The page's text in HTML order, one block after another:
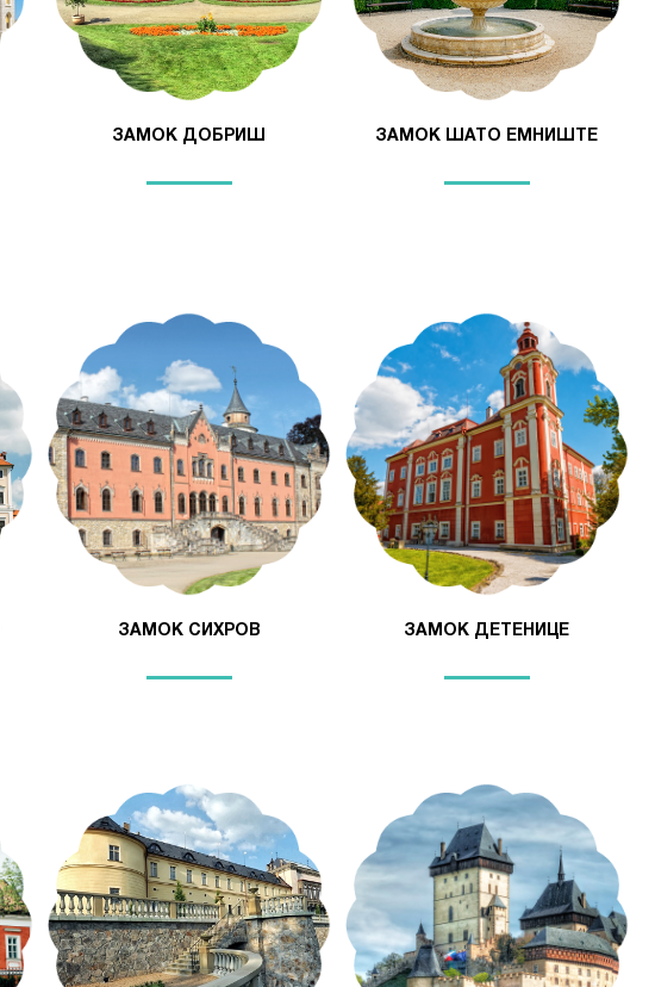
ЗАМОК ДОБРИШ ЗАМОК ШАТО ЕМНИШТЕ
ЗАМОК СИХРОВ ЗАМОК ДЕТЕНИЦЕ